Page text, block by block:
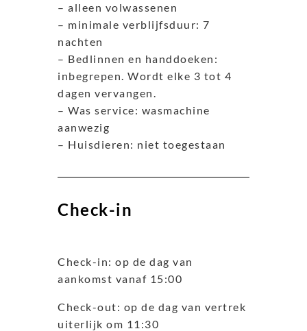
– alleen volwassenen
– minimale verblijfsduur: 7
nachten
– Bedlinnen en handdoeken:
inbegrepen. Wordt elke 3 tot 4
dagen vervangen.
– Was service: wasmachine
aanwezig
– Huisdieren: niet toegestaan
Check-in
Check-in: op de dag van
aankomst vanaf 15:00
Check-out: op de dag van vertrek
uiterlijk om 11:30